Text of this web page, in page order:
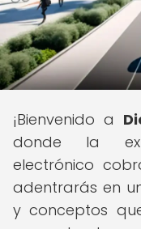
¡Bienvenido a
donde la
electrónico
adentrarás en
y conceptos